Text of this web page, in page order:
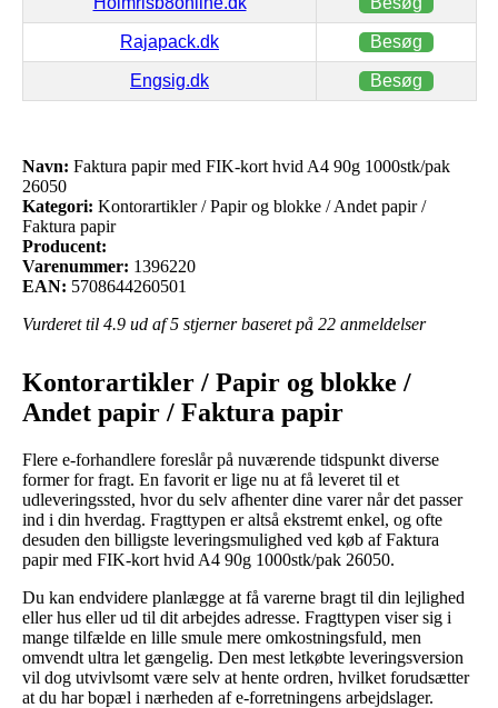
Rajapack.dk Besøg
Engsig.dk Besøg
Navn: Faktura papir med FIK-kort hvid A4 90g 1000stk/pak
26050
Kategori: Kontorartikler / Papir og blokke / Andet papir /
Faktura papir
Producent:
Varenummer: 1396220
EAN: 5708644260501
Vurderet til 4.9 ud af 5 stjerner baseret på 22 anmeldelser
Kontorartikler / Papir og blokke /
Andet papir / Faktura papir
Flere e-forhandlere foreslår på nuværende tidspunkt diverse
former for fragt. En favorit er lige nu at få leveret til et
udleveringssted, hvor du selv afhenter dine varer når det passer
ind i din hverdag. Fragttypen er altså ekstremt enkel, og ofte
desuden den billigste leveringsmulighed ved køb af Faktura
papir med FIK-kort hvid A4 90g 1000stk/pak 26050.
Du kan endvidere planlægge at få varerne bragt til din lejlighed
eller hus eller ud til dit arbejdes adresse. Fragttypen viser sig i
mange tilfælde en lille smule mere omkostningsfuld, men
omvendt ultra let gængelig. Den mest letkøbte leveringsversion
vil dog utvivlsomt være selv at hente ordren, hvilket forudsætter
at du har bopæl i nærheden af e-forretningens arbejdslager.